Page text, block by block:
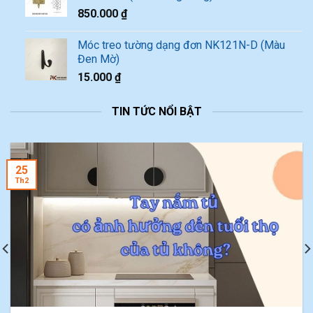
850.000 ₫
Móc treo tường dạng đơn NK121N-D (Màu
Đen Mờ)
15.000 ₫
TIN TỨC NỔI BẬT
25
Th2